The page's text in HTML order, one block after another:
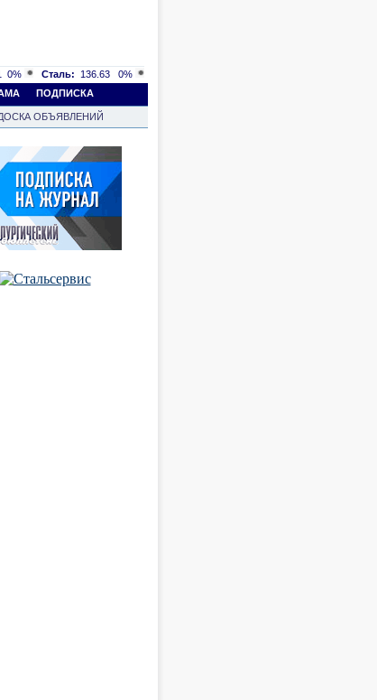
0% Сталь: 136.63
0%
ПОДПИСКА
ОБЪЯВЛЕНИЙ